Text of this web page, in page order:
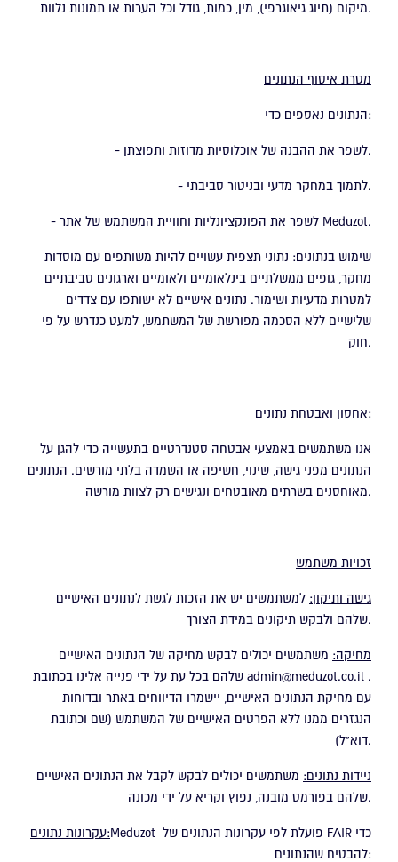
מיקום (תיוג גיאוגרפי), מין, כמות, גודל וכל הערות או תמונות נלוות.
מטרת איסוף הנתונים
הנתונים נאספים כדי:
- לשפר את ההבנה של אוכלוסיות מדוזות ותפוצתן.
- לתמוך במחקר מדעי ובניטור סביבתי.
- לשפר את הפונקציונליות וחוויית המשתמש של אתר Meduzot.
שימוש בנתונים: נתוני תצפית עשויים להיות משותפים עם מוסדות
מחקר, גופים ממשלתיים בינלאומיים ולאומיים וארגונים סביבתיים
למטרות מדעיות ושימור. נתונים אישיים לא ישותפו עם צדדים
שלישיים ללא הסכמה מפורשת של המשתמש, למעט כנדרש על פי
חוק.
אחסון ואבטחת נתונים:
אנו משתמשים באמצעי אבטחה סטנדרטיים בתעשייה כדי להגן על
הנתונים מפני גישה, שינוי, חשיפה או השמדה בלתי מורשים. הנתונים
מאוחסנים בשרתים מאובטחים ונגישים רק לצוות מורשה.
זכויות משתמש
גישה ותיקון: למשתמשים יש את הזכות לגשת לנתונים האישיים
שלהם ולבקש תיקונים במידת הצורך.
מחיקה: משתמשים יכולים לבקש מחיקה של הנתונים האישיים
admin@meduzot.co.il .
עם מחיקת הנתונים האישיים, יישמרו הדיווחים באתר ובדוחות
הנגזרים ממנו ללא הפרטים האישיים של המשתמש (שם וכתובת
דוא"ל).
ניידות נתונים: משתמשים יכולים לבקש לקבל את הנתונים האישיים
שלהם בפורמט מובנה, נפוץ וקריא על ידי מכונה.
עקרונות נתונים:Meduzot פועלת לפי עקרונות הנתונים של FAIR כדי
להבטיח שהנתונים: